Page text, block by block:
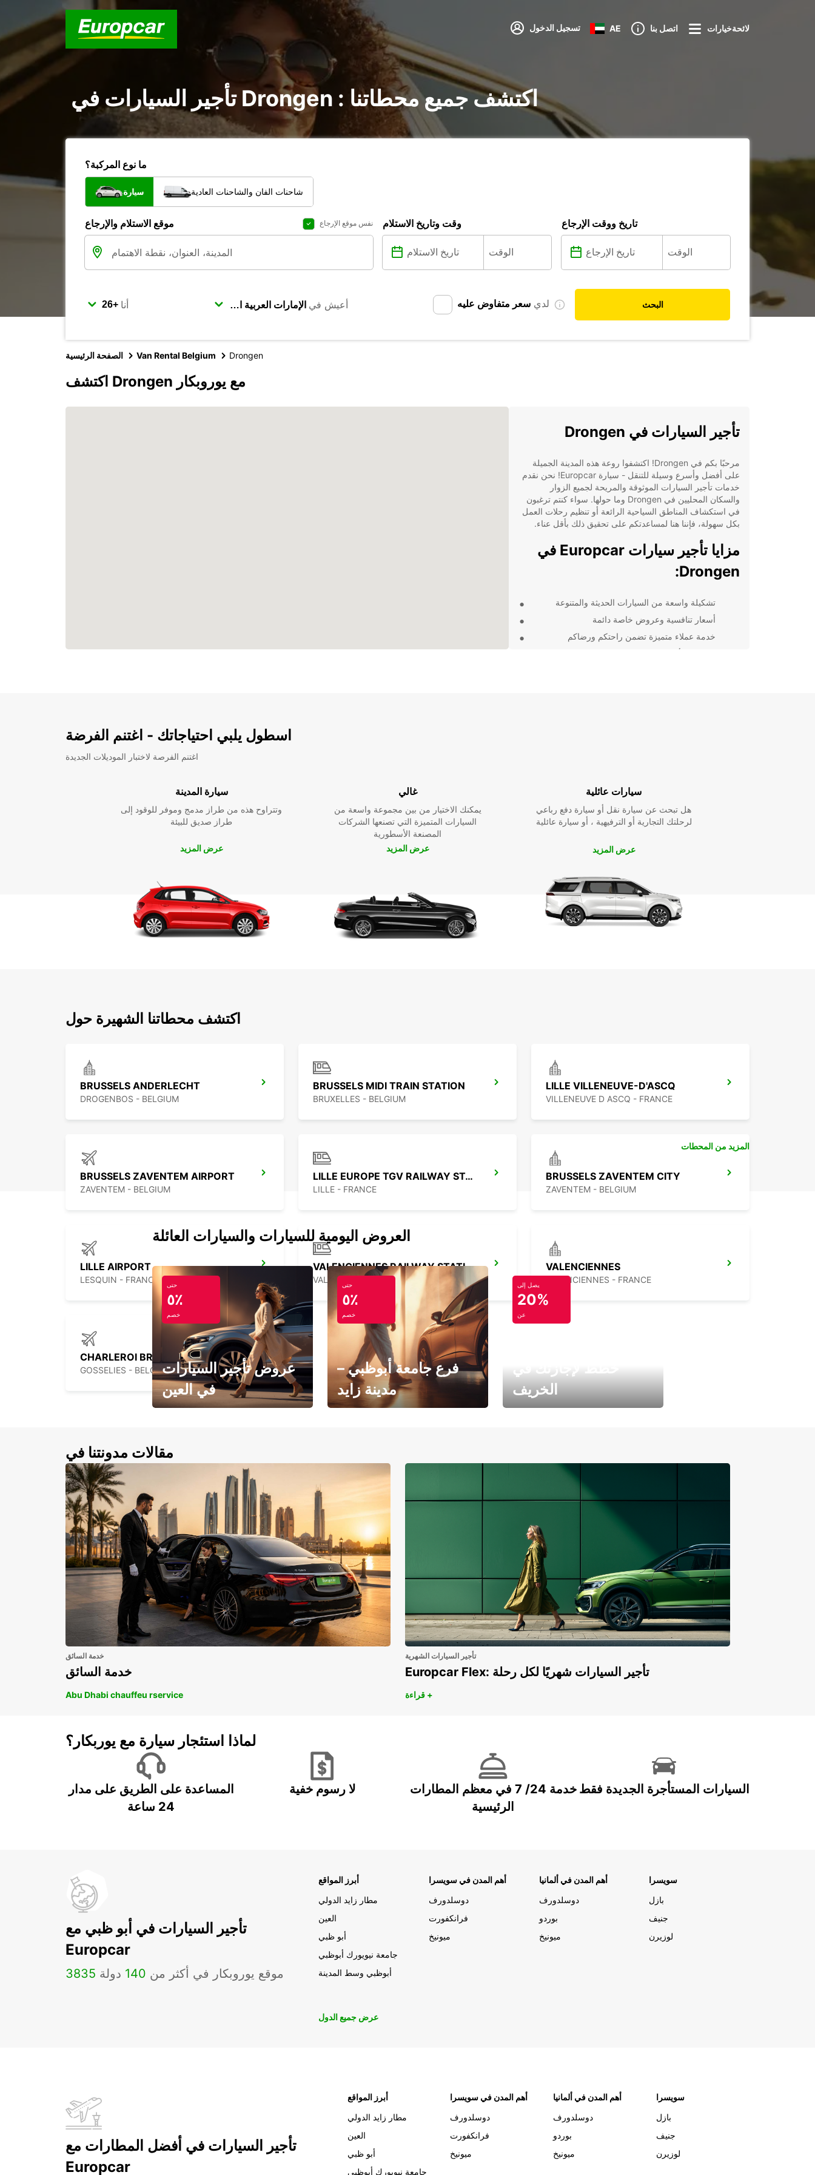
تسجيل الدخول AE اتصل بنا لائحةخيارات
تأجير السيارات في Drongen : اكتشف جميع محطاتنا
ما نوع المركبة؟
سيارة شاحنات الفان والشاحنات العادية
موقع الاستلام والإرجاع نفس موقع الإرجاع وقت وتاريخ الاستلام تاريخ ووقت الإرجاع
أنا أعيش في لدي سعر متفاوض عليه البحث
الصفحة الرئيسية Van Rental Belgium Drongen
اكتشف Drongen مع يوروبكار
تأجير السيارات في Drongen
مرحبًا بكم في Drongen! اكتشفوا روعة هذه المدينة الجميلة
على أفضل وأسرع وسيلة للتنقل - سيارة Europcar! نحن نقدم
خدمات تأجير السيارات الموثوقة والمريحة لجميع الزوار
والسكان المحليين في Drongen وما حولها. سواء كنتم ترغبون
في استكشاف المناطق السياحية الرائعة أو تنظيم رحلات العمل
بكل سهولة، فإننا هنا لمساعدتكم على تحقيق ذلك بأقل عناء.
مزايا تأجير سيارات Europcar في
Drongen:
تشكيلة واسعة من السيارات الحديثة والمتنوعة
أسعار تنافسية وعروض خاصة دائمة
خدمة عملاء متميزة تضمن راحتكم ورضاكم
اسطول يلبي احتياجاتك - اغتنم الفرضة
اغتنم الفرصة لاختبار الموديلات الجديدة
سيارة المدينة
وتتراوح هذه من طراز مدمج وموفر للوقود إلى
طراز صديق للبيئة
عرض المزيد
غالي
يمكنك الاختيار من بين مجموعة واسعة من
السيارات المتميزة التي تصنعها الشركات
المصنعة الأسطورية
عرض المزيد
سيارات عائلية
هل تبحث عن سيارة نقل أو سيارة دفع رباعي
لرحلتك التجارية أو الترفيهية ، أو سيارة عائلية
عرض المزيد
اكتشف محطاتنا الشهيرة حول
BRUSSELS ANDERLECHT
DROGENBOS - BELGIUM
BRUSSELS MIDI TRAIN STATION
BRUXELLES - BELGIUM
LILLE VILLENEUVE-D'ASCQ
VILLENEUVE D ASCQ - FRANCE
BRUSSELS ZAVENTEM AIRPORT
ZAVENTEM - BELGIUM
LILLE EUROPE TGV RAILWAY STATION
LILLE - FRANCE
BRUSSELS ZAVENTEM CITY
ZAVENTEM - BELGIUM
LILLE AIRPORT
LESQUIN - FRANCE
VALENCIENNES RAILWAY STATION - SERVICE POINT
VALENCIENNES - FRANCE
VALENCIENNES
VALENCIENNES - FRANCE
CHARLEROI BRUSSELS SOUTH AIRPORT
GOSSELIES - BELGIUM
المزيد من المحطات
العروض اليومية للسيارات والسيارات العائلة
حتى
٥٪
خصم
عروض تأجير السيارات
في العين
حتى
٥٪
خصم
فرع جامعة أبوظبي –
مدينة زايد
يصل إلى
20%
عن
الخريف
مقالات مدونتنا في
خدمة السائق
خدمة السائق
Abu Dhabi chauffeu rservice
تأجير السيارات الشهرية
Europcar Flex: تأجير السيارات شهريًا لكل رحلة
قراءة +
لماذا استئجار سيارة مع يوربكار؟
المساعدة على الطريق على مدار
24 ساعة
لا رسوم خفية
خدمة 24/ 7 في معظم المطارات
الرئيسية
السيارات المستأجرة الجديدة فقط
تأجير السيارات في أبو ظبي مع
Europcar
3835 موقع يوروبكار في أكثر من 140 دولة
أبرز المواقع
مطار زايد الدولي
العين
أبو ظبي
جامعة نيويورك أبوظبي
أبوظبي وسط المدينة
أهم المدن في سويسرا
دوسلدورف
فرانكفورت
ميونيخ
أهم المدن في ألمانيا
دوسلدورف
بوردو
ميونيخ
سويسرا
بازل
جنيف
لوزيرن
عرض جميع الدول
تأجير السيارات في أفضل المطارات مع
Europcar
أبرز المواقع
مطار زايد الدولي
العين
أبو ظبي
جامعة نيويورك أبوظبي
أهم المدن في سويسرا
دوسلدورف
فرانكفورت
ميونيخ
أهم المدن في ألمانيا
دوسلدورف
بوردو
ميونيخ
سويسرا
بازل
جنيف
لوزيرن